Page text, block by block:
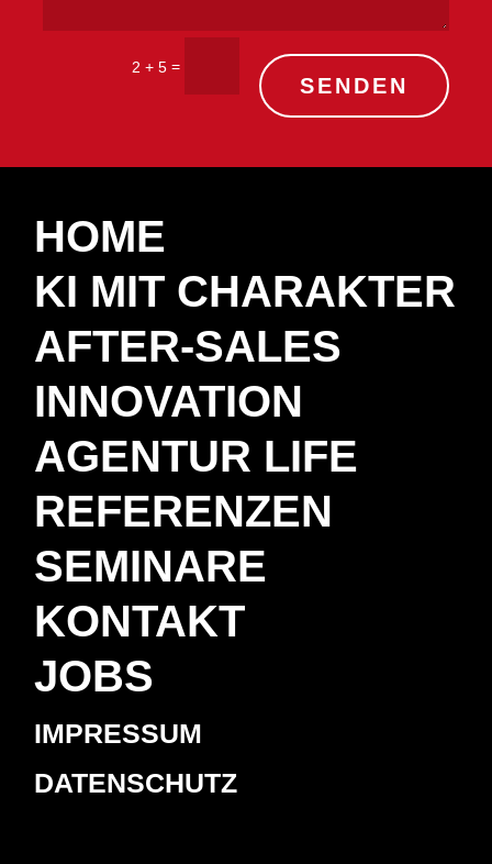
2 + 5 =
SENDEN
HOME
KI MIT CHARAKTER
AFTER-SALES
INNOVATION
AGENTUR LIFE
REFERENZEN
SEMINARE
KONTAKT
JOBS
IMPRESSUM
DATENSCHUTZ